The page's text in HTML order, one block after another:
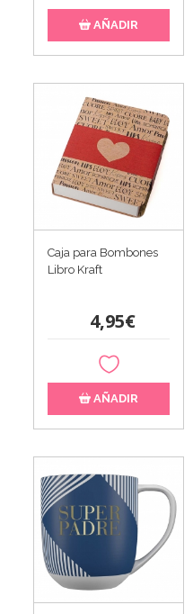
AÑADIR
Caja para Bombones
Libro Kraft
4,95€
AÑADIR